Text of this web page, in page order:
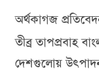
অর্থকাগজ
তীব্র তাপপ্রবাহ
দেশগুলোয়